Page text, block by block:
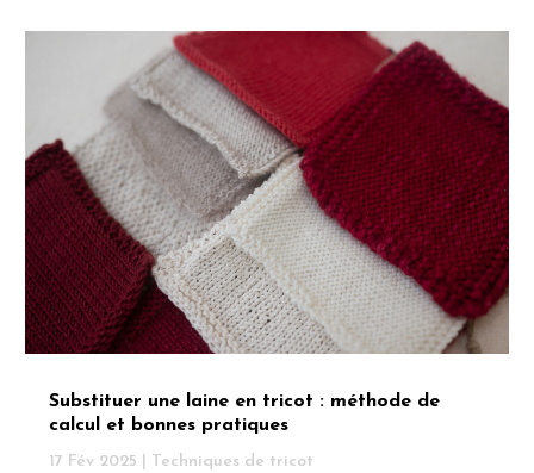
Substituer une laine en tricot : méthode de
calcul et bonnes pratiques
17 Fév 2025
Techniques de tricot